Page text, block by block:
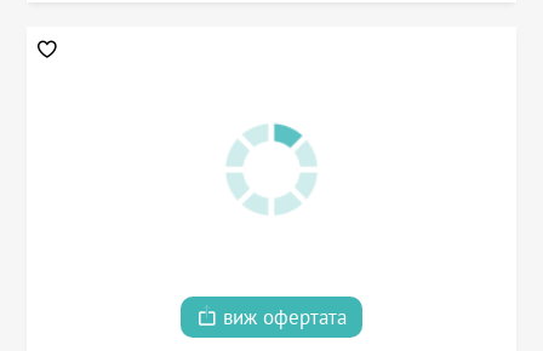
виж офертата